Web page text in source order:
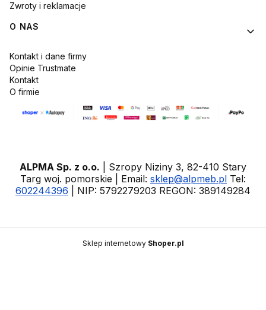
Zwroty i reklamacje
O NAS
Kontakt i dane firmy
Opinie Trustmate
Kontakt
O firmie
ALPMA Sp. z o.o. | Szropy Niziny 3, 82-410 Stary
Targ woj. pomorskie | Email: sklep@alpmeb.pl Tel:
602244396 | NIP: 5792279203 REGON: 389149284
Sklep internetowy Shoper.pl